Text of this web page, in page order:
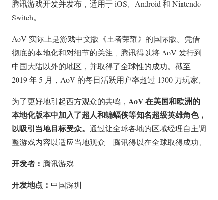
腾讯游戏开发并发布，适用于 iOS、Android 和 Nintendo
Switch。
AoV 实际上是游戏中文版《王者荣耀》的国际版。凭借
彻底的本地化和对细节的关注，腾讯得以将 AoV 发行到
中国大陆以外的地区，并取得了全球性的成功。截至
2019 年 5 月，AoV 的每日活跃用户率超过 1300 万玩家。
为了更好地引起西方观众的共鸣， AoV 在美国和欧洲的
本地化版本中加入了超人和蝙蝠侠等知名超级英雄角色，
以吸引当地目标受众。 通过让全球各地的区域经理自主调
整游戏内容以适应当地观众，腾讯得以在全球取得成功。
开发者： 腾讯游戏
开发地点： 中国深圳